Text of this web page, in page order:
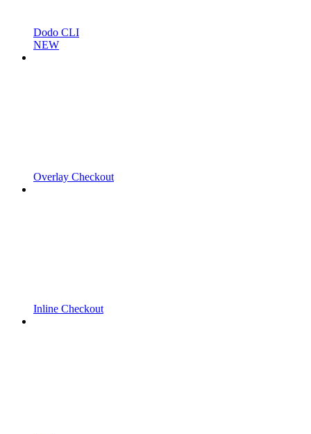
Dodo CLI
NEW
Overlay Checkout
Inline Checkout